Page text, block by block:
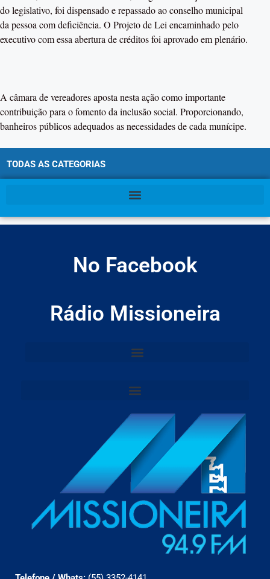
do legislativo, foi dispensado e repassado ao conselho municipal
da pessoa com deficiência. O Projeto de Lei encaminhado pelo
executivo com essa abertura de créditos foi aprovado em plenário.
A câmara de vereadores aposta nesta ação como importante
contribuição para o fomento da inclusão social. Proporcionando,
banheiros públicos adequados as necessidades de cada munícipe.
TODAS AS CATEGORIAS
No Facebook
Rádio Missioneira